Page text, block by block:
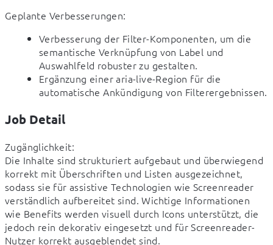
Geplante Verbesserungen:
Verbesserung der Filter-Komponenten, um die
semantische Verknüpfung von Label und
Auswahlfeld robuster zu gestalten.
Ergänzung einer aria-live-Region für die
automatische Ankündigung von Filterergebnissen.
Job Detail
Zugänglichkeit:
Die Inhalte sind strukturiert aufgebaut und überwiegend
korrekt mit Überschriften und Listen ausgezeichnet,
sodass sie für assistive Technologien wie Screenreader
verständlich aufbereitet sind. Wichtige Informationen
wie Benefits werden visuell durch Icons unterstützt, die
jedoch rein dekorativ eingesetzt und für Screenreader-
Nutzer korrekt ausgeblendet sind.